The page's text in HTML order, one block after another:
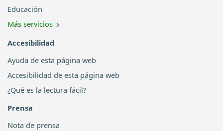
Educación
Más servicios
Accesibilidad
Ayuda de esta página web
Accesibilidad de esta página web
¿Qué es la lectura fácil?
Prensa
Nota de prensa